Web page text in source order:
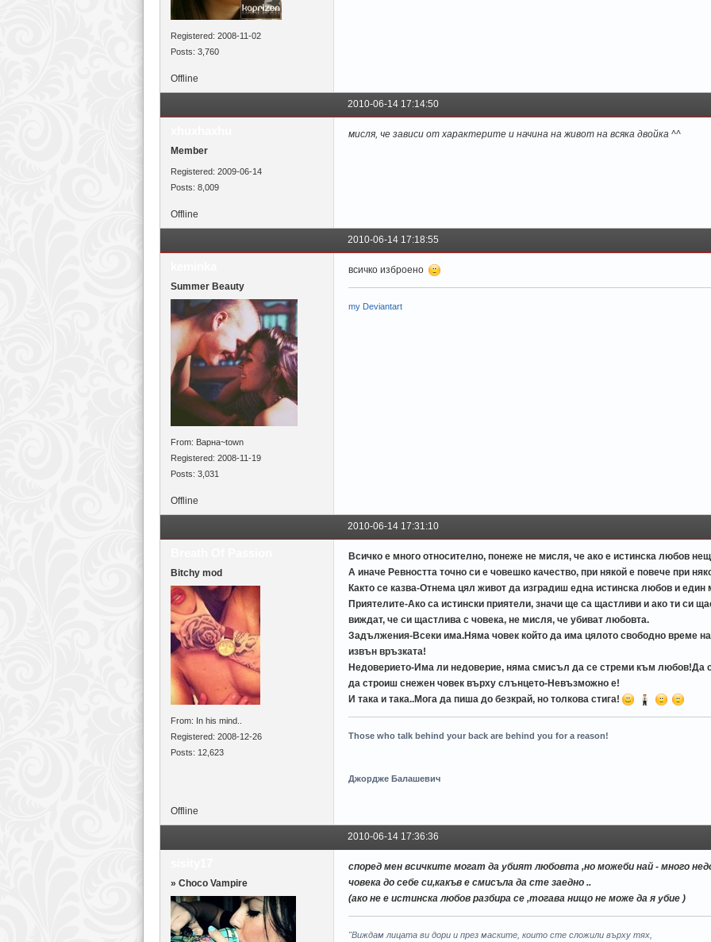
Registered: 2008-11-02
Posts: 3,760
Offline
2010-06-14 17:14:50
Member
Registered: 2009-06-14
Posts: 8,009
мисля, че зависи от характерите и начина на живот на всяка двойка ^^
Offline
2010-06-14 17:18:55
Summer Beauty
From: Варна~town
Registered: 2008-11-19
Posts: 3,031
всичко изброено
my Deviantart
Offline
2010-06-14 17:31:10
Bitchy mod
From: In his mind..
Registered: 2008-12-26
Posts: 12,623
Всичко е много относително, понеже не мисля, че ако е истинска любов
А иначе Ревността точно си е човешко качество, при някой е повече при
Както се казва-Отнема цял живот да изградиш една истинска любов и един
Приятелите-Ако са истински приятели, значи ще са щастливи и ако ти си
виждат, че си щастлива с човека, не мисля, че убиват любовта.
Задължения-Всеки има.Няма човек който да има цялото свободно време
извън връзката!
Недоверието-Има ли недоверие, няма смисъл да се стреми към любов!Да
да строиш снежен човек върху слънцето-Невъзможно е!
И така и така..Мога да пиша до безкрай, но толкова стига!
Those who talk behind your back are behind you for a reason!
Джордже Балашевич
Offline
2010-06-14 17:36:36
» Choco Vampire
според мен всичките могат да убият любовта ,но можеби най - много
човека до себе си,какъв е смисъла да сте заедно ..
(ако не е истинска любов разбира се ,тогава нищо не може да я убие )
"Виждам лицата ви дори и през маските, които сте сложили върху тях,